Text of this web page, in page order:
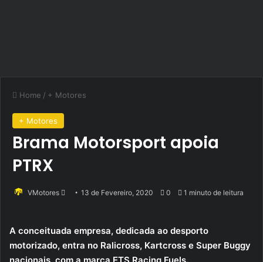
Home / + Motores
+ Motores
Brama Motorsport apoia
PTRX
VMotores
Send13 de Fevereiro, 2020 0 1 minuto de leitura
A conceituada empresa, dedicada ao desporto
motorizado, entra no Ralicross, Kartcross e Super Buggy